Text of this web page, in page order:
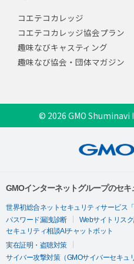
コエテコカレッジ
コエテコカレッジ協会プラン
趣味なびキャスティング
趣味なび協会・団体マガジン
© 2026 GMO Shuminavi